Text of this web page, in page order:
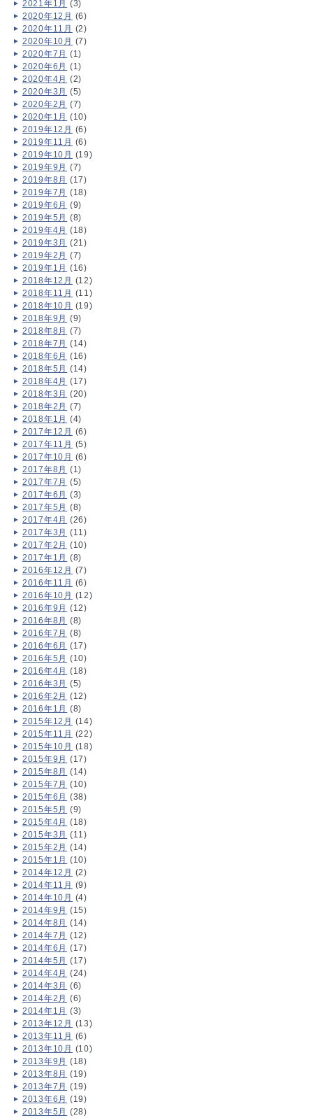
2021年1月 (3)
2020年12月 (6)
2020年11月 (2)
2020年10月 (7)
2020年7月 (1)
2020年6月 (1)
2020年4月 (2)
2020年3月 (5)
2020年2月 (7)
2020年1月 (10)
2019年12月 (6)
2019年11月 (6)
2019年10月 (19)
2019年9月 (7)
2019年8月 (17)
2019年7月 (18)
2019年6月 (9)
2019年5月 (8)
2019年4月 (18)
2019年3月 (21)
2019年2月 (7)
2019年1月 (16)
2018年12月 (12)
2018年11月 (11)
2018年10月 (19)
2018年9月 (9)
2018年8月 (7)
2018年7月 (14)
2018年6月 (16)
2018年5月 (14)
2018年4月 (17)
2018年3月 (20)
2018年2月 (7)
2018年1月 (4)
2017年12月 (6)
2017年11月 (5)
2017年10月 (6)
2017年8月 (1)
2017年7月 (5)
2017年6月 (3)
2017年5月 (8)
2017年4月 (26)
2017年3月 (11)
2017年2月 (10)
2017年1月 (8)
2016年12月 (7)
2016年11月 (6)
2016年10月 (12)
2016年9月 (12)
2016年8月 (8)
2016年7月 (8)
2016年6月 (17)
2016年5月 (10)
2016年4月 (18)
2016年3月 (5)
2016年2月 (12)
2016年1月 (8)
2015年12月 (14)
2015年11月 (22)
2015年10月 (18)
2015年9月 (17)
2015年8月 (14)
2015年7月 (10)
2015年6月 (38)
2015年5月 (9)
2015年4月 (18)
2015年3月 (11)
2015年2月 (14)
2015年1月 (10)
2014年12月 (2)
2014年11月 (9)
2014年10月 (4)
2014年9月 (15)
2014年8月 (14)
2014年7月 (12)
2014年6月 (17)
2014年5月 (17)
2014年4月 (24)
2014年3月 (6)
2014年2月 (6)
2014年1月 (3)
2013年12月 (13)
2013年11月 (6)
2013年10月 (10)
2013年9月 (18)
2013年8月 (19)
2013年7月 (19)
2013年6月 (19)
2013年5月 (28)